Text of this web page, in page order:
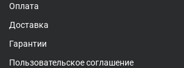
Оплата
Доставка
Гарантии
Пользовательское соглашение